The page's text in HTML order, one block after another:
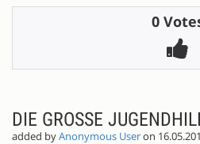
0
DIE GROSSE
added byAnonymous Useron